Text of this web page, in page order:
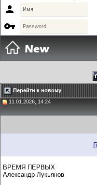


Перейти к новому
11.01.2026, 14:24
ВРЕМЯ ПЕРВЫХ
Александр Лукьянов